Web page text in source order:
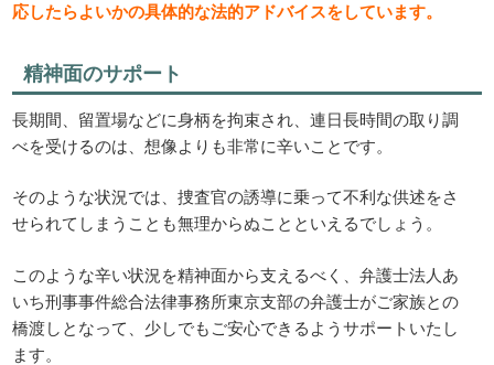
応したらよいかの具体的な法的アドバイスをしています。
精神面のサポート
長期間、留置場などに身柄を拘束され、連日長時間の取り調
べを受けるのは、想像よりも非常に辛いことです。
そのような状況では、捜査官の誘導に乗って不利な供述をさ
せられてしまうことも無理からぬことといえるでしょう。
このような辛い状況を精神面から支えるべく、弁護士法人あ
いち刑事事件総合法律事務所東京支部の弁護士がご家族との
橋渡しとなって、少しでもご安心できるようサポートいたし
ます。